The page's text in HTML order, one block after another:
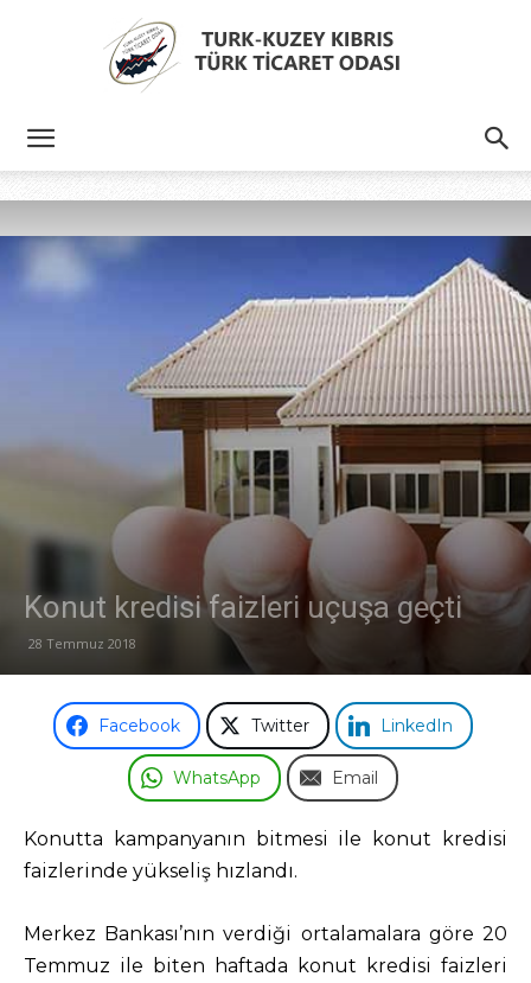
Türk
Ticaret
Odası
Konut kredisi faizleri uçuşa geçti
28 Temmuz 2018
Facebook Twitter LinkedIn
WhatsApp Email
Konutta kampanyanın bitmesi ile konut kredisi
faizlerinde yükseliş hızlandı.
Merkez Bankası’nın verdiği ortalamalara göre 20
Temmuz ile biten haftada konut kredisi faizleri